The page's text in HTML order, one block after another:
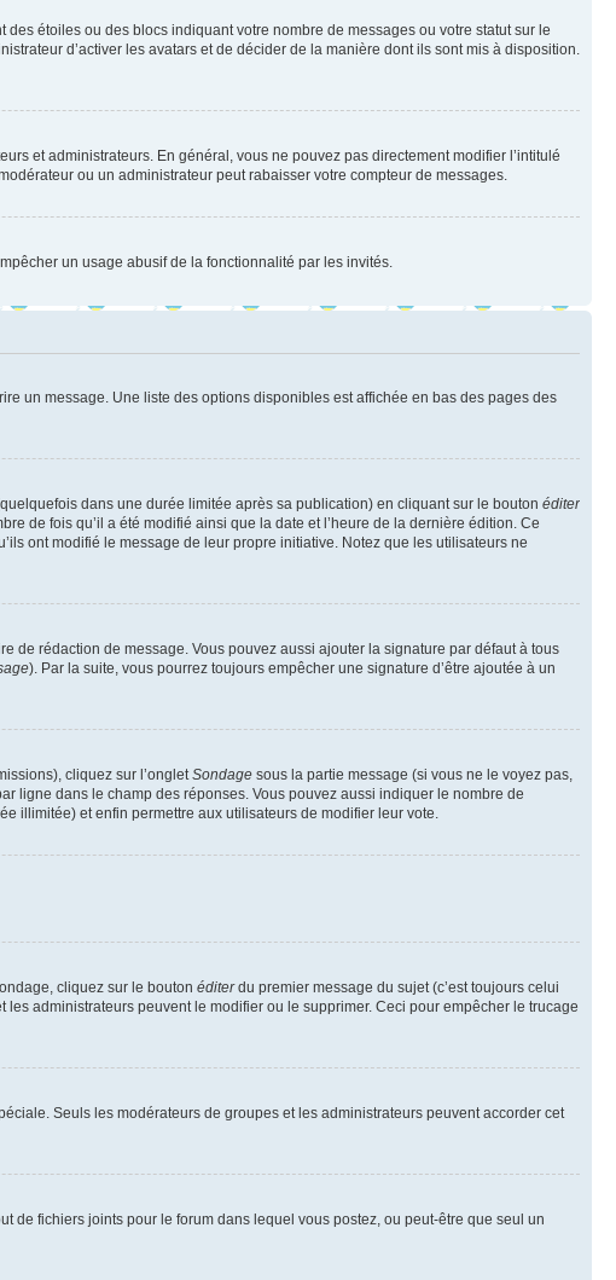
étoiles ou des blocs indiquant votre nombre de messages ou votre statut sur le
d’activer les avatars et de décider de la manière dont ils sont mis à disposition.
et administrateurs. En général, vous ne pouvez pas directement modifier l’intitulé
ou un administrateur peut rabaisser votre compteur de messages.
un usage abusif de la fonctionnalité par les invités.
un message. Une liste des options disponibles est affichée en bas des pages des
dans une durée limitée après sa publication) en cliquant sur le bouton éditer
de fois qu’il a été modifié ainsi que la date et l’heure de la dernière édition. Ce
ont modifié le message de leur propre initiative. Notez que les utilisateurs ne
de rédaction de message. Vous pouvez aussi ajouter la signature par défaut à tous
). Par la suite, vous pourrez toujours empêcher une signature d’être ajoutée à un
cliquez sur l’onglet Sondage sous la partie message (si vous ne le voyez pas,
ligne dans le champ des réponses. Vous pouvez aussi indiquer le nombre de
illimitée) et enfin permettre aux utilisateurs de modifier leur vote.
cliquez sur le bouton éditerdu premier message du sujet (c’est toujours celui
administrateurs peuvent le modifier ou le supprimer. Ceci pour empêcher le trucage
Seuls les modérateurs de groupes et les administrateurs peuvent accorder cet
de fichiers joints pour le forum dans lequel vous postez, ou peut-être que seul un